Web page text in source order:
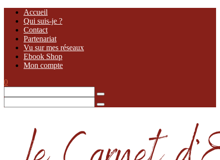
Accueil
Qui suis-je ?
Contact
Partenariat
Vu sur mes réseaux
Ebook Shop
Mon compte
0